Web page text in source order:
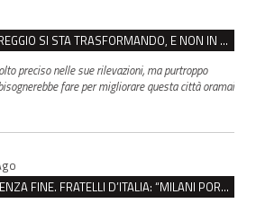
IL CENTRO STORICO DI REGGIO SI STA TRASFORMANDO, E NON IN MEGLIO
preciso nelle sue rilevazioni, ma purtroppo
fare per migliorare questa città oramai
HELLWATT, SCONTRO SENZA FINE. FRATELLI D’ITALIA: “MILANI PORTA DOCUMENTI, DE FRANCO INSULTI”